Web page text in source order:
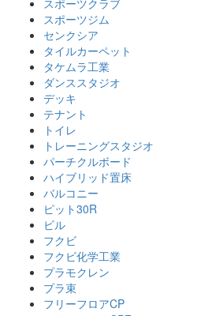
スポーツクラブ
スポーツジム
センクシア
タイルカーペット
タケムラ工業
ダンススタジオ
デッキ
テナント
トイレ
トレーニングスタジオ
パーチクルボード
ハイブリッド置床
バルコニー
ピット30R
ビル
フクビ
フクビ化学工業
プラモクレン
プラ束
フリーフロアCP